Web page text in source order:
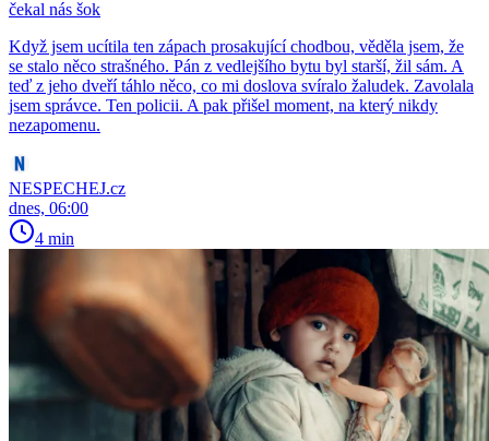
čekal nás šok
Když jsem ucítila ten zápach prosakující chodbou, věděla jsem, že
se stalo něco strašného. Pán z vedlejšího bytu byl starší, žil sám. A
teď z jeho dveří táhlo něco, co mi doslova svíralo žaludek. Zavolala
jsem správce. Ten policii. A pak přišel moment, na který nikdy
nezapomenu.
NESPECHEJ.cz
dnes, 06:00
4 min